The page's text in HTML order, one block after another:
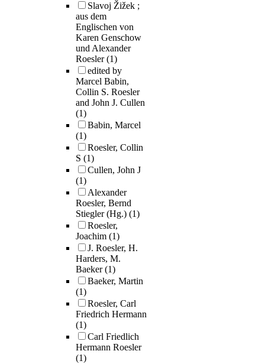
Slavoj Žižek ;
aus dem
Englischen von
Karen Genschow
und Alexander
Roesler(1)
edited by
Marcel Babin,
Collin S. Roesler
and John J. Cullen
(1)
Babin, Marcel
(1)
Roesler, Collin
S (1)
Cullen, John J
(1)
Alexander
Roesler, Bernd
Stiegler (Hg.) (1)
Roesler,
Joachim (1)
J. Roesler, H.
Harders, M.
Baeker(1)
Baeker, Martin
(1)
Roesler, Carl
Friedrich Hermann
(1)
Carl Friedlich
Hermann Roesler
(1)